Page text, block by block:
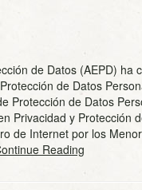
de Datos (AEPD) ha
de Datos
Protección de Datos
Privacidad y Protección
de Internet por los
Reading